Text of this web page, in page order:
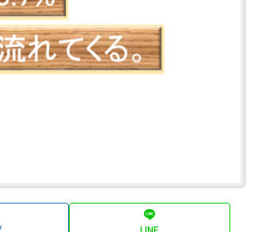
LINE